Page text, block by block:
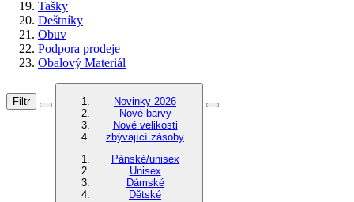
Tašky
Deštníky
Obuv
Podpora prodeje
Obalový Materiál
Filtr
Novinky 2026
Nové barvy
Nové velikosti
zbývající zásoby
Pánské/unisex
Unisex
Dámské
Dětské